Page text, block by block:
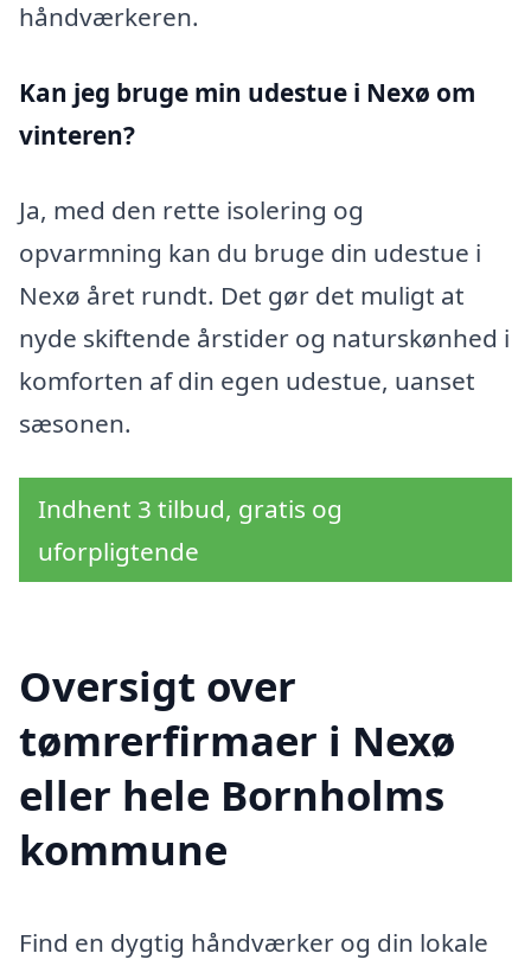
håndværkeren.
Kan jeg bruge min udestue i Nexø om
vinteren?
Ja, med den rette isolering og
opvarmning kan du bruge din udestue i
Nexø året rundt. Det gør det muligt at
nyde skiftende årstider og naturskønhed i
komforten af din egen udestue, uanset
sæsonen.
Indhent 3 tilbud, gratis og
uforpligtende
Oversigt over
tømrerfirmaer i Nexø
eller hele Bornholms
kommune
Find en dygtig håndværker og din lokale